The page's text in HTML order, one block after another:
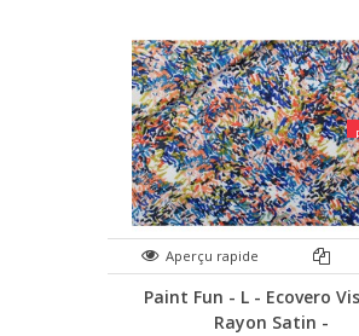
Aperçu rapide
Paint Fun - L - Ecovero
Rayon Satin -